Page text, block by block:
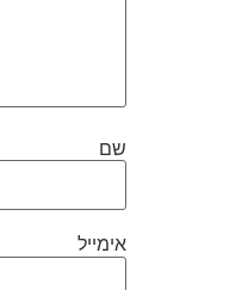
שם
אימייל